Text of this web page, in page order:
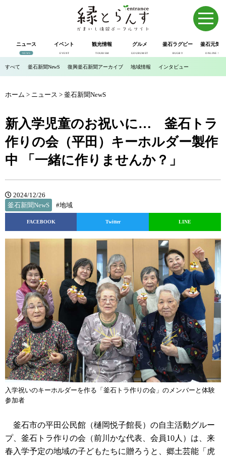
ニュース
NEWS
イベント
EVENT
観光情報
TOURISM
グルメ
GOURUMET
釜石ラグビー
RUGBY
釜石元気
ONLINE SHOP
すべて 釜石新聞NewS 復興釜石新聞アーカイブ 地域情報 インタビュー
ホーム > ニュース > 釜石新聞NewS
新入学児童のお祝いに… 釜石トラ
作りの会（平田）キーホルダー製作
中 「一緒に作りませんか？」
2024/12/26
釜石新聞NewS
#地域
FACEBOOK Twitter LINE
入学祝いのキーホルダーを作る「釜石トラ作りの会」のメンバーと体験
参加者
釜石市の平田公民館（樋岡悦子館長）の自主活動グルー
プ、釜石トラ作りの会（前川かな代表、会員10人）は、来
春入学予定の地域の子どもたちに贈ろうと、郷土芸能「虎